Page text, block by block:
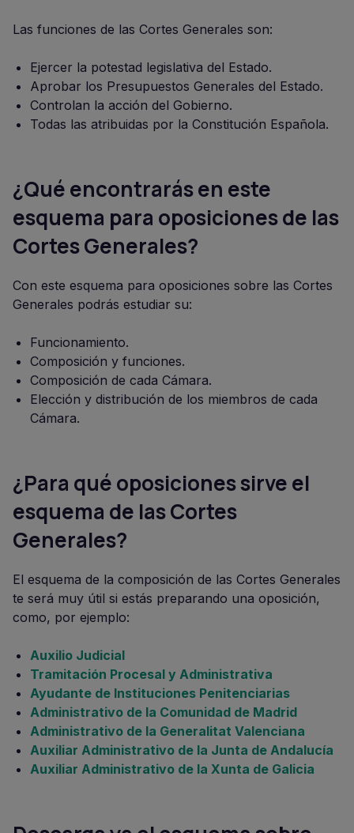
Las funciones de las Cortes Generales son:
Ejercer la potestad legislativa del Estado.
Aprobar los Presupuestos Generales del Estado.
Controlan la acción del Gobierno.
Todas las atribuidas por la Constitución Española.
¿Qué encontrarás en este
esquema para oposiciones de las
Cortes Generales?
Con este esquema para oposiciones sobre las Cortes
Generales podrás estudiar su:
Funcionamiento.
Composición y funciones.
Composición de cada Cámara.
Elección y distribución de los miembros de cada
Cámara.
¿Para qué oposiciones sirve el
esquema de las Cortes
Generales?
El esquema de la composición de las Cortes Generales
te será muy útil si estás preparando una oposición,
como, por ejemplo:
Auxilio Judicial
Tramitación Procesal y Administrativa
Ayudante de Instituciones Penitenciarias
Administrativo de la Comunidad de Madrid
Administrativo de la Generalitat Valenciana
Auxiliar Administrativo de la Junta de Andalucía
Auxiliar Administrativo de la Xunta de Galicia